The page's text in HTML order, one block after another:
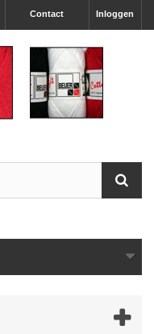
Inloggen
Contact